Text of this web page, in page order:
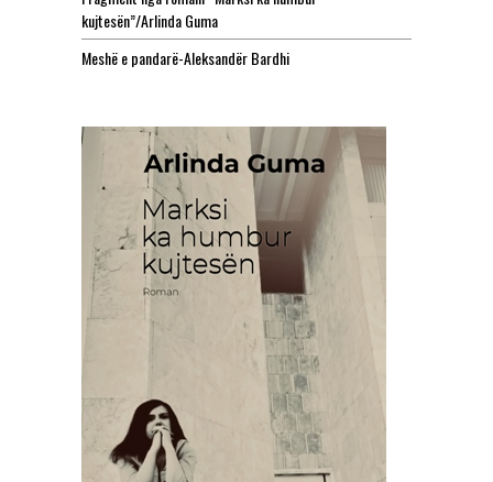
kujtesën”/Arlinda Guma
Meshë e pandarë-Aleksandër Bardhi